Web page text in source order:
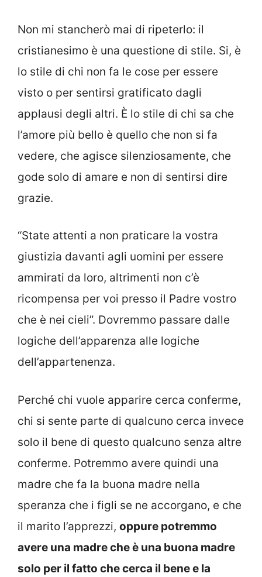
Non mi stancherò mai di ripeterlo: il
cristianesimo è una questione di stile. Si, è
lo stile di chi non fa le cose per essere
visto o per sentirsi gratificato dagli
applausi degli altri. È lo stile di chi sa che
l’amore più bello è quello che non si fa
vedere, che agisce silenziosamente, che
gode solo di amare e non di sentirsi dire
grazie.
“State attenti a non praticare la vostra
giustizia davanti agli uomini per essere
ammirati da loro, altrimenti non c’è
ricompensa per voi presso il Padre vostro
che è nei cieli”. Dovremmo passare dalle
logiche dell’apparenza alle logiche
dell’appartenenza.
Perché chi vuole apparire cerca conferme,
chi si sente parte di qualcuno cerca invece
solo il bene di questo qualcuno senza altre
conferme. Potremmo avere quindi una
madre che fa la buona madre nella
speranza che i figli se ne accorgano, e che
il marito l’apprezzi, oppure potremmo
avere una madre che è una buona madre
solo per il fatto che cerca il bene e la